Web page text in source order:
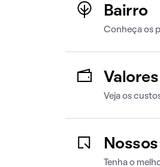
Bairro
Conheça os
Veja os
Tenha o